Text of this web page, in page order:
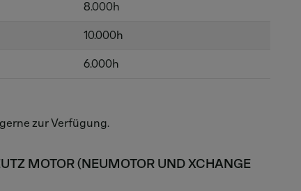
8.000h
10.000h
6.000h
zur Verfügung.
MOTOR (NEUMOTOR UND XCHANGE